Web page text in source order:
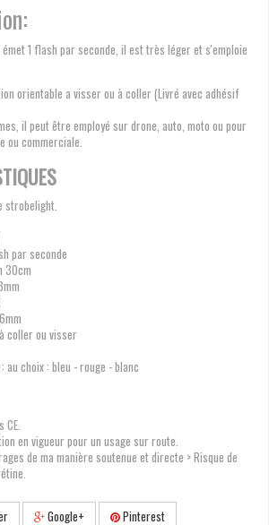
1 flash par seconde, il est très léger et s'emploie
orientable a visser ou à coller (Livré avec adhésif
il peut être employé sur drone, auto, moto ou pour
ou commerciale.
strobelight.
par seconde
30cm
coller ou visser
au choix : bleu - rouge - blanc
en vigueur pour un usage sur route.
de ma manière soutenue et directe > Risque de
Google+ Pinterest